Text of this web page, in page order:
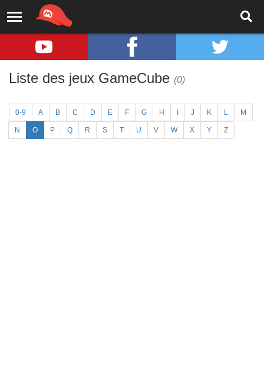
Liste des jeux GameCube (0)
0-9 A B C D E F G H J K L M
N O P Q R S T U V W X Y Z